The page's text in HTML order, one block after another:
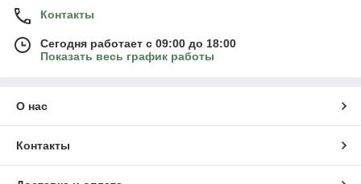
Контакты
Сегодня работает с 09:00 до 18:00
Показать весь график работы
О нас
Контакты